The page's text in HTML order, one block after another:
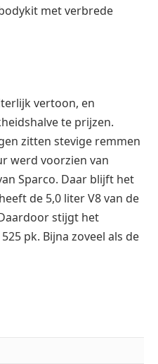
met verbrede
vertoon, en
te prijzen.
zitten stevige remmen
werd voorzien van
Sparco. Daar blijft het
de 5,0 liter V8 van de
stijgt het
pk. Bijna zoveel als de